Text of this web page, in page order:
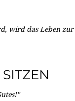
wird das Leben zur